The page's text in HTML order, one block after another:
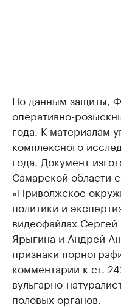
По данным защиты,
оперативно-
года. К материалам
комплексного
года. Документ
Самарской области
«Приволжское
политики и
видеофайлах
Ярыгина и Андрей
признаки
комментарии к ст.
вульгарно-
половых органов.